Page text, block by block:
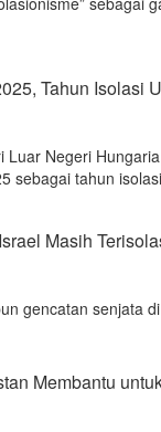
Tahun Isolasi
Luar Negeri
sebagai tahun
Masih
gencatan senjata
Membantu